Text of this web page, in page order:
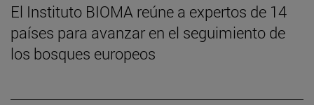
El Instituto BIOMA reúne a expertos de 14
países para avanzar en el seguimiento de
los bosques europeos